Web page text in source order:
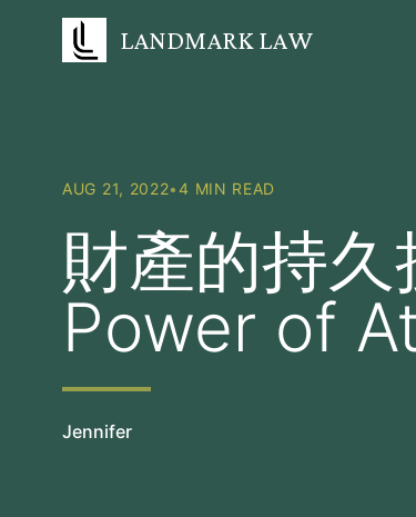
LANDMARK LAW
AUG 21, 2022•4 MIN READ
財產的持
Power of
Jennifer